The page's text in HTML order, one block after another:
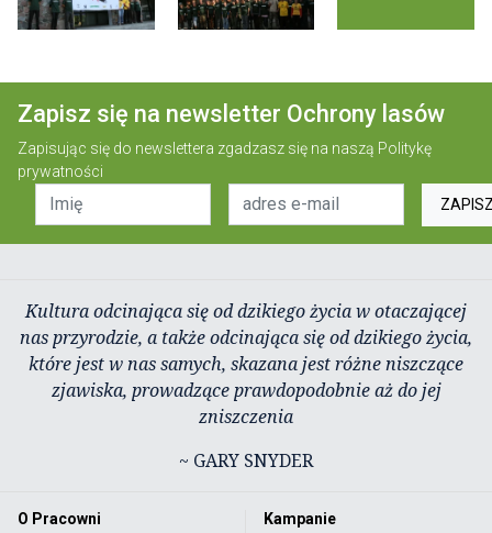
Zapisz się na newsletter Ochrony lasów
Zapisując się do newslettera zgadzasz się na naszą Politykę
prywatności
Kultura odcinająca się od dzikiego życia w otaczającej
nas przyrodzie, a także odcinająca się od dzikiego życia,
które jest w nas samych, skazana jest różne niszczące
zjawiska, prowadzące prawdopodobnie aż do jej
zniszczenia
~ GARY SNYDER
O Pracowni
Kampanie